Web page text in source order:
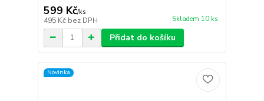
599 Kč/ks
495 Kč bez DPH Skladem 10 ks
Přidat do košíku
Novinka